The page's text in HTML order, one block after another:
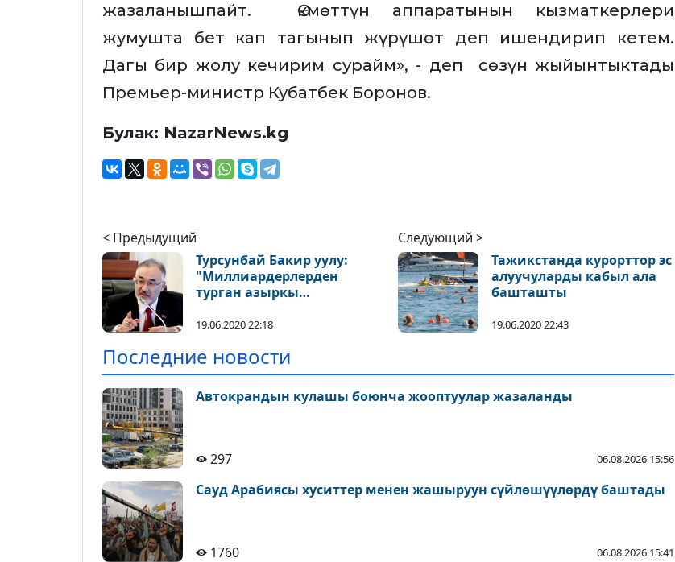
жазаланышпайт. Өкмөттүн аппаратынын кызматкерлери
жумушта бет кап тагынып жүрүшөт деп ишендирип кетем.
Дагы бир жолу кечирим сурайм», - деп сөзүн жыйынтыктады
Премьер-министр Кубатбек Боронов.
Булак: NazarNews.kg
< Предыдущий
Турсунбай Бакир уулу:
"Миллиардерлерден
турган азыркы
бизди өзүнө тең көрбөйт"
19.06.2020 22:18
Следующий >
Тажикстанда курорттор эс
алуучуларды кабыл ала
башташты
19.06.2020 22:43
Последние новости
Автокрандын кулашы боюнча жооптуулар жазаланды
297 06.08.2026 15:56
Сауд Арабиясы хуситтер менен жашыруун сүйлөшүүлөрдү баштады
1760 06.08.2026 15:41